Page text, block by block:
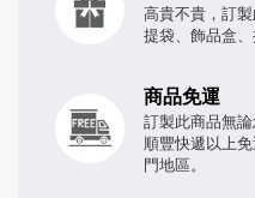
高貴不貴，訂
提袋、飾品盒
商品免運
訂製此商品無論
順豐快遞以上
門地區。